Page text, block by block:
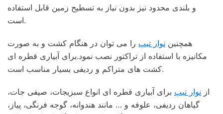
و بلندی محدود نیز بدون نیاز به تسطیح زمین قابل استفاده
است.
همچنین نوار تیپ را می توان در هنگام کشت و به صورت
مکانیزه با استفاده از تراکتور نصب نمود.برای آبیاری قطره ای
کشت های متراکم و ردیفی بسیار مناسب است.
از نوار تیپ برای آبیاری قطره ای انواع سبزیجات، صیفی جات،
گیاهان ردیفی، علوفه و … مانند هندوانه، گوجه فرنگی، پیاز،